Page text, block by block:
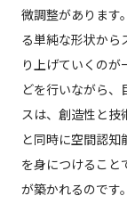
微調整があります
る単純な形状から
り上げていくの
どを行いながら、
スは、創造性と技
と同時に空間認知
を身につけること
が築かれるのです。